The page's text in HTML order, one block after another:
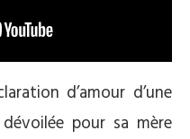
d’amour d’une
pour sa mère